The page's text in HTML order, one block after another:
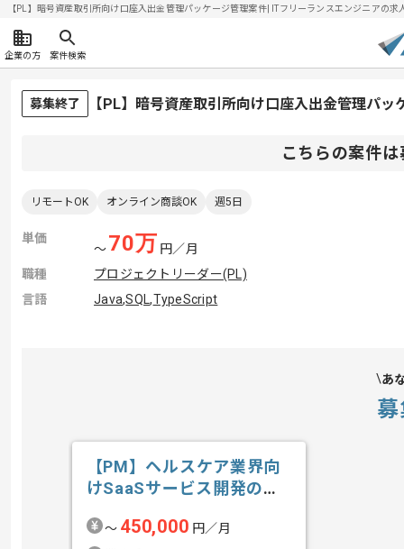
【PL】暗号資産取引所向け口座入出金管理パッケージ管理案件| ITフリーランスエンジニアの
企業の方 案件検索
募集終了 【PL】暗号資産取引所向け口座入出金管理パ
こちらの案件
リモートOK オンライン商談OK 週5日
単価
〜70万 円／月
職種
プロジェクトリーダー(PL)
言語
Java,SQL,TypeScript
あ
【PM】ヘルスケア業界向
けSaaSサービス開発の求
〜 450,000 円／月